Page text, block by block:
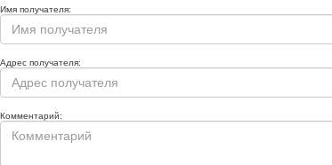
Имя получателя:
Адрес получателя:
Комментарий: